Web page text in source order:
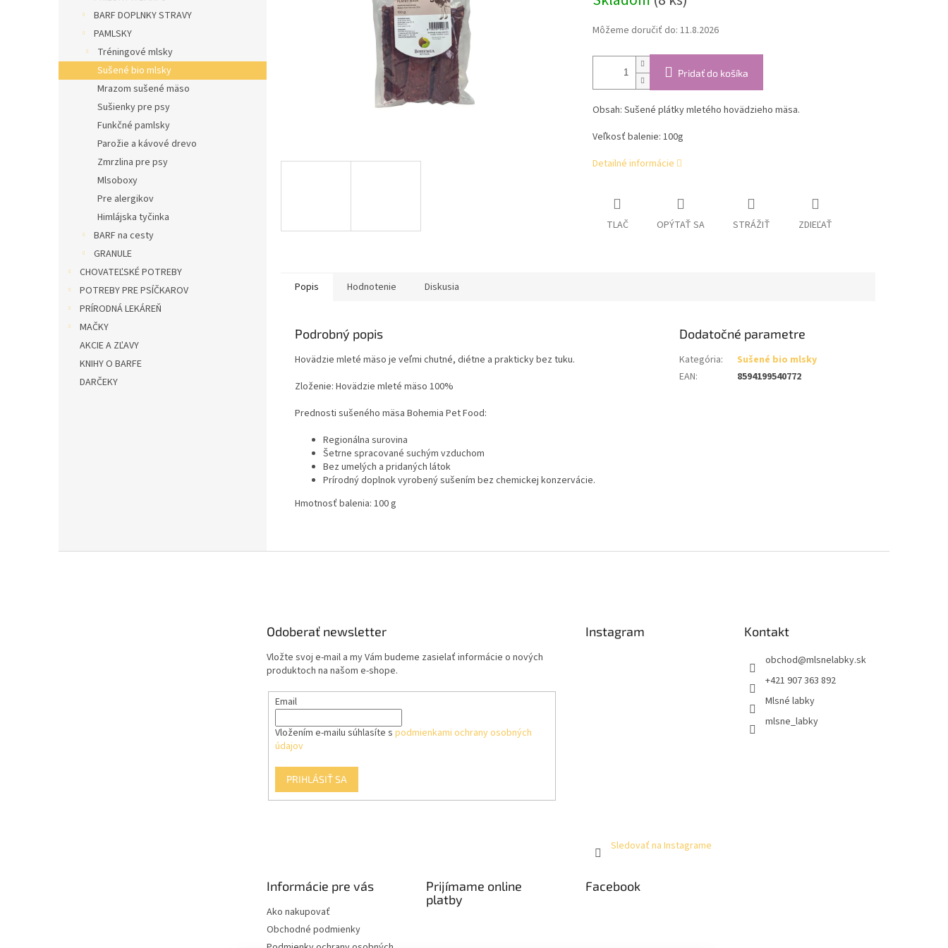
BARF DOPLNKY STRAVY
PAMLSKY
Tréningové mlsky
Sušené bio mlsky
Mrazom sušené mäso
Sušienky pre psy
Funkčné pamlsky
Parožie a kávové drevo
Zmrzlina pre psy
Mlsoboxy
Pre alergikov
Himlájska tyčinka
BARF na cesty
GRANULE
CHOVATEĽSKÉ POTREBY
POTREBY PRE PSÍČKAROV
PRÍRODNÁ LEKÁREŇ
MAČKY
AKCIE A ZĽAVY
KNIHY O BARFE
DARČEKY
Môžeme doručiť do: 11.8.2026
Pridať do košíka
Obsah: Sušené plátky mletého hovädzieho mäsa.
Veľkosť balenie: 100g
Detailné informácie
TLAČ OPÝTAŤ SA STRÁŽIŤ ZDIEĽAŤ
Popis Hodnotenie Diskusia
Podrobný popis
Hovädzie mleté mäso je veľmi chutné, diétne a prakticky bez tuku.
Zloženie: Hovädzie mleté mäso 100%
Prednosti sušeného mäsa Bohemia Pet Food:
Regionálna surovina
Šetrne spracované suchým vzduchom
Bez umelých a pridaných látok
Prírodný doplnok vyrobený sušením bez chemickej konzervácie.
Hmotnosť balenia: 100 g
Dodatočné parametre
Kategória:
Sušené bio mlsky
EAN: 8594199540772
Odoberať newsletter
Vložte svoj e-mail a my Vám budeme zasielať informácie o nových
produktoch na našom e-shope.
Email
Vložením e-mailu súhlasíte s podmienkami ochrany osobných
údajov
PRIHLÁSIŤ SA
Instagram
Sledovať na Instagrame
Kontakt
obchod@mlsnelabky.sk
+421 907 363 892
Mlsné labky
mlsne_labky
Informácie pre vás
Ako nakupovať
Obchodné podmienky
Prijímame online
platby
Facebook